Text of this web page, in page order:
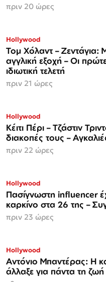
πριν 20 ώρες
Hollywood
Τομ Χόλαντ – Ζεντάγια:
αγγλική εξοχή – Οι
ιδιωτική τελετή
πριν 21 ώρες
Hollywood
Κέιτι Πέρι – Τζάστιν
διακοπές τους –
πριν 22 ώρες
Hollywood
Πασίγνωστη influencer
καρκίνο στα 26 της –
πριν 23 ώρες
Hollywood
Αντόνιο Μπαντέρας: Η
άλλαξε για πάντα τη ζωή